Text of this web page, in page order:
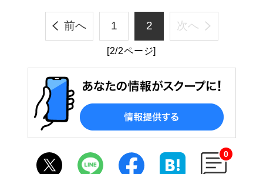
前へ 1 2 次へ
[2/2ページ]
0